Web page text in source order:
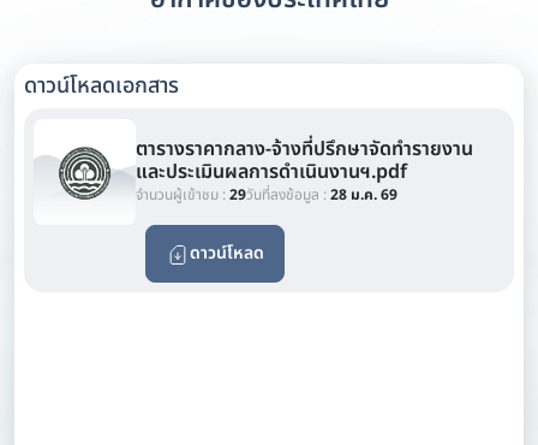
ดาวน์โหลดเอกสาร
ตารางราคากลาง-จ้างที่ปรึกษาจัดทำรายงาน
และประเมินผลการดำเนินงานฯ.pdf
จำนวนผู้เข้าชม :29วันที่ลงข้อมูล :28 ม.ค. 69
ดาวน์โหลด